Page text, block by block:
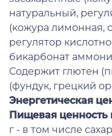
натуральный,
(кожура лимонная,
регулятор
бикарбонат
Содержит глютен
(фундук, грецкий
Энергетическая
Пищевая ценность
г - в том числе